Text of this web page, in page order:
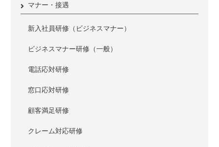
マナー・接遇
新入社員研修（ビジネスマナー）
ビジネスマナー研修（一般）
電話応対研修
窓口応対研修
顧客満足研修
クレーム対応研修